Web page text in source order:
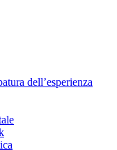
dell’esperienza